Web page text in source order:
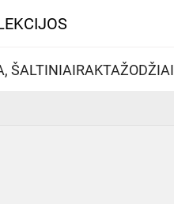
ŠALTINIAIRAKTAŽODŽIAI